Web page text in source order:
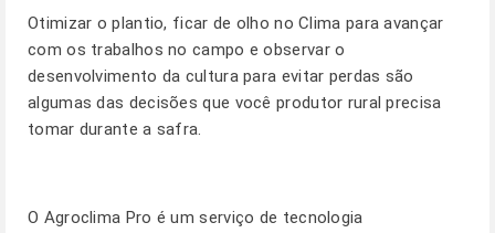
Otimizar o plantio, ficar de olho no Clima para avançar
com os trabalhos no campo e observar o
desenvolvimento da cultura para evitar perdas são
algumas das decisões que você produtor rural precisa
tomar durante a safra.
O Agroclima Pro é um serviço de tecnologia